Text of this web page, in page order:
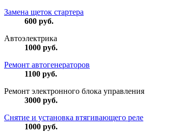
Замена щеток стартера
600 руб.
Автоэлектрика
1000 руб.
Ремонт автогенераторов
1100 руб.
Ремонт электронного блока управления
3000 руб.
Снятие и установка втягивающего реле
1000 руб.